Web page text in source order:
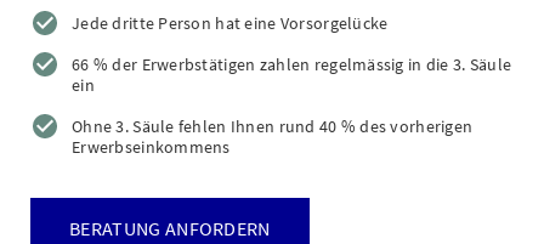
Jede dritte Person hat eine Vorsorgelücke
66 % der Erwerbstätigen zahlen regelmässig in die 3. Säule
ein
Ohne 3. Säule fehlen Ihnen rund 40 % des vorherigen
Erwerbseinkommens
BERATUNG ANFORDERN